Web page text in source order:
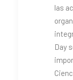
las
Day